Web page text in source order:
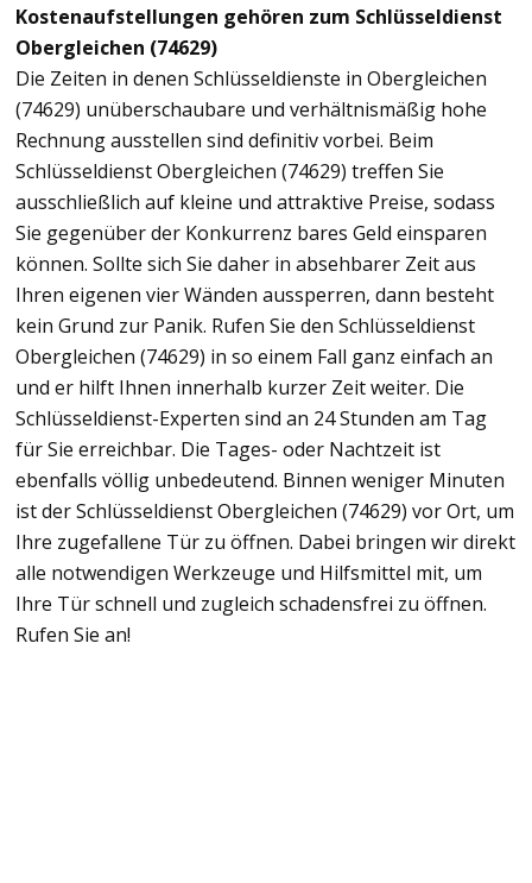
Kostenaufstellungen gehören zum Schlüsseldienst
Obergleichen (74629)
Die Zeiten in denen Schlüsseldienste in Obergleichen
(74629) unüberschaubare und verhältnismäßig hohe
Rechnung ausstellen sind definitiv vorbei. Beim
Schlüsseldienst Obergleichen (74629) treffen Sie
ausschließlich auf kleine und attraktive Preise, sodass
Sie gegenüber der Konkurrenz bares Geld einsparen
können. Sollte sich Sie daher in absehbarer Zeit aus
Ihren eigenen vier Wänden aussperren, dann besteht
kein Grund zur Panik. Rufen Sie den Schlüsseldienst
Obergleichen (74629) in so einem Fall ganz einfach an
und er hilft Ihnen innerhalb kurzer Zeit weiter. Die
Schlüsseldienst-Experten sind an 24 Stunden am Tag
für Sie erreichbar. Die Tages- oder Nachtzeit ist
ebenfalls völlig unbedeutend. Binnen weniger Minuten
ist der Schlüsseldienst Obergleichen (74629) vor Ort, um
Ihre zugefallene Tür zu öffnen. Dabei bringen wir direkt
alle notwendigen Werkzeuge und Hilfsmittel mit, um
Ihre Tür schnell und zugleich schadensfrei zu öffnen.
Rufen Sie an!